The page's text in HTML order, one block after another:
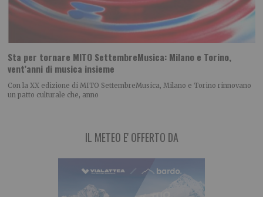
Sta per tornare MITO SettembreMusica: Milano e Torino,
vent’anni di musica insieme
Con la XX edizione di MITO SettembreMusica, Milano e Torino rinnovano
un patto culturale che, anno
IL METEO E' OFFERTO DA